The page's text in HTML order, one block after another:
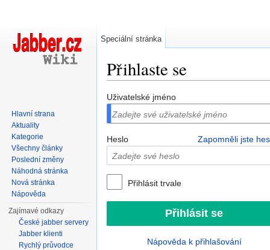
Přihlaste se
Uživatelské jméno
Heslo Zapomněli jste
Přihlásit trvale
Nápověda k přihlašování
Speciální stránka
Hlavní strana
Aktuality
Kategorie
Všechny články
Poslední změny
Náhodná stránka
Nová stránka
Nápověda
Zajímavé odkazy
České jabber servery
Jabber klienti
Rychlý průvodce